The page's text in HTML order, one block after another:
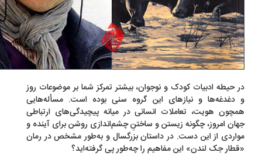
حیطه‌ ادبیات کودک و نوجوان، بیشتر تمرکز شما بر موضوعات روز
دغدغه‌ها و نیازهای این گروه سنی بوده است. مسأله‌هایی
هویت، تعاملات انسانی در میانه‌ پیچیدگی‌های ارتباطی
امروز، چگونه زیستن و ساختنِ چشم‌اندازی روشن برای آینده و
از این دست. در داستان بزرگسال و به‌طور مشخص در رمان
جک لندن» این مفاهیم را چه‌طور پی گرفته‌اید؟